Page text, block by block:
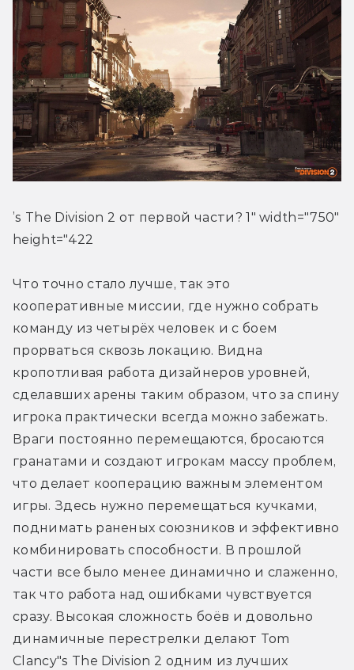
’s The Division 2 от первой части? 1" width="750"
height="422
Что точно стало лучше, так это
кооперативные миссии, где нужно собрать
команду из четырёх человек и с боем
прорваться сквозь локацию. Видна
кропотливая работа дизайнеров уровней,
сделавших арены таким образом, что за спину
игрока практически всегда можно забежать.
Враги постоянно перемещаются, бросаются
гранатами и создают игрокам массу проблем,
что делает кооперацию важным элементом
игры. Здесь нужно перемещаться кучками,
поднимать раненых союзников и эффективно
комбинировать способности. В прошлой
части все было менее динамично и слаженно,
так что работа над ошибками чувствуется
сразу. Высокая сложность боёв и довольно
динамичные перестрелки делают Tom
Clancy"s The Division 2 одним из лучших